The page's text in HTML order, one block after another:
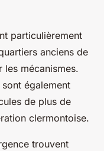
particulièrement
anciens de
mécanismes.
également
de plus de
clermontoise.
trouvent